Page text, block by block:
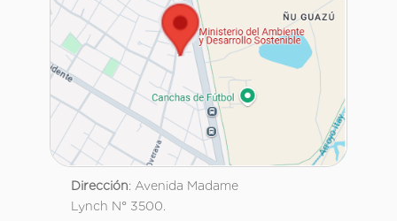
Dirección: Avenida Madame
Lynch N° 3500.